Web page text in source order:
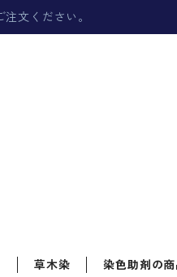
文ください。
草木染
染色助剤の